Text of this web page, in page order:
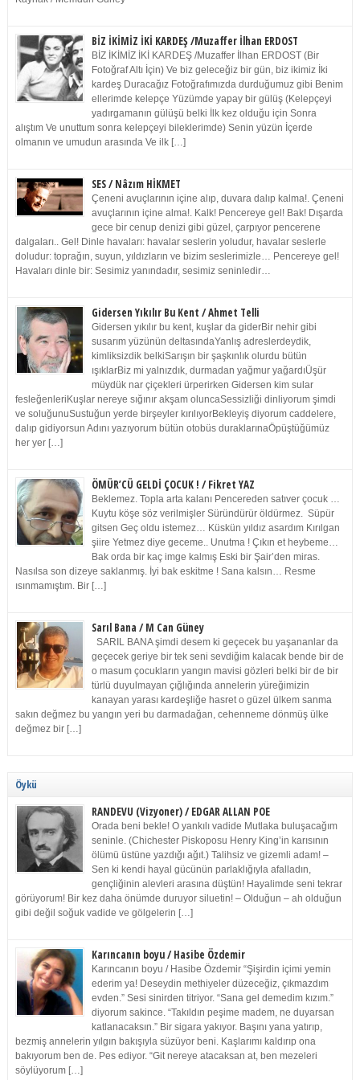
BİZ İKİMİZ İKİ KARDEŞ /Muzaffer İlhan ERDOST
BİZ İKİMİZ İKİ KARDEŞ /Muzaffer İlhan ERDOST (Bir
Fotoğraf Altı İçin) Ve biz geleceğiz bir gün, biz ikimiz İki
kardeş Duracağız Fotoğrafımızda durduğumuz gibi Benim
ellerimde kelepçe Yüzümde yapay bir gülüş (Kelepçeyi
yadırgamanın gülüşü belki İlk kez olduğu için Sonra
alıştım Ve unuttum sonra kelepçeyi bileklerimde) Senin yüzün İçerde
olmanın ve umudun arasında Ve ilk […]
SES / Nâzım HİKMET
Çeneni avuçlarının içine alıp, duvara dalıp kalma!. Çeneni
avuçlarının içine alma!. Kalk! Pencereye gel! Bak! Dışarda
gece bir cenup denizi gibi güzel, çarpıyor pencerene
dalgaları.. Gel! Dinle havaları: havalar seslerin yoludur, havalar seslerle
doludur: toprağın, suyun, yıldızların ve bizim seslerimizle… Pencereye gel!
Havaları dinle bir: Sesimiz yanındadır, sesimiz seninledir…
Gidersen Yıkılır Bu Kent / Ahmet Telli
Gidersen yıkılır bu kent, kuşlar da giderBir nehir gibi
susarım yüzünün deltasındaYanlış adreslerdeydik,
kimliksizdik belkiSarışın bir şaşkınlık olurdu bütün
ışıklarBiz mi yalnızdık, durmadan yağmur yağardıÜşür
müydük nar çiçekleri ürperirken Gidersen kim sular
fesleğenleriKuşlar nereye sığınır akşam oluncaSessizliği dinliyorum şimdi
ve soluğunuSustuğun yerde birşeyler kırılıyorBekleyiş diyorum caddelere,
dalıp gidiyorsun Adını yazıyorum bütün otobüs duraklarınaÖpüştüğümüz
her yer […]
ÖMÜR’CÜ GELDİ ÇOCUK ! / Fikret YAZ
Beklemez. Topla arta kalanı Pencereden satıver çocuk …
Kuytu köşe söz verilmişler Süründürür öldürmez. Süpür
gitsen Geç oldu istemez… Küskün yıldız asardım Kırılgan
şiire Yetmez diye geceme.. Unutma ! Çıkın et heybeme…
Bak orda bir kaç imge kalmış Eski bir Şair’den miras.
Nasılsa son dizeye saklanmış. İyi bak eskitme ! Sana kalsın… Resme
ısınmamıştım. Bir […]
Sarıl Bana / M Can Güney
SARIL BANA şimdi desem ki geçecek bu yaşananlar da
geçecek geriye bir tek seni sevdiğim kalacak bende bir de
o masum çocukların yangın mavisi gözleri belki bir de bir
türlü duyulmayan çığlığında annelerin yüreğimizin
kanayan yarası kardeşliğe hasret o güzel ülkem sanma
sakın değmez bu yangın yeri bu darmadağan, cehenneme dönmüş ülke
değmez bir […]
Öykü
RANDEVU (Vizyoner) / EDGAR ALLAN POE
Orada beni bekle! O yankılı vadide Mutlaka buluşacağım
seninle. (Chichester Piskoposu Henry King’in karısının
ölümü üstüne yazdığı ağıt.) Talihsiz ve gizemli adam! –
Sen ki kendi hayal gücünün parlaklığıyla afalladın,
gençliğinin alevleri arasına düştün! Hayalimde seni tekrar
görüyorum! Bir kez daha önümde duruyor siluetin! – Olduğun – ah olduğun
gibi değil soğuk vadide ve gölgelerin […]
Karıncanın boyu / Hasibe Özdemir
Karıncanın boyu / Hasibe Özdemir “Şişirdin içimi yemin
ederim ya! Deseydin methiyeler düzeceğiz, çıkmazdım
evden.” Sesi sinirden titriyor. “Sana gel demedim kızım.”
diyorum sakince. “Takıldın peşime madem, ne duyarsan
katlanacaksın.” Bir sigara yakıyor. Başını yana yatırıp,
bezmiş annelerin yılgın bakışıyla süzüyor beni. Kaşlarımı kaldırıp ona
bakıyorum ben de. Pes ediyor. “Git nereye atacaksan at, ben mezeleri
söylüyorum […]